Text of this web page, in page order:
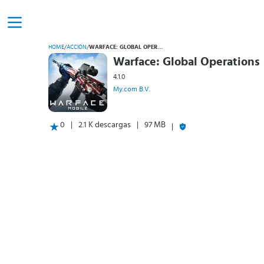
HOME/ACCIÓN/ WARFACE: GLOBAL OPERATIONS
Warface: Global Operations
4.1.0
My.com B.V.
0 2.1 K descargas 97 MB